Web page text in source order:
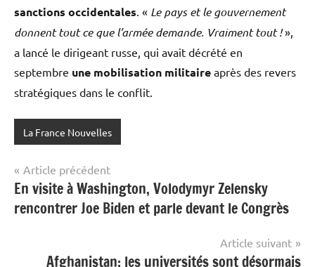
sanctions occidentales. « Le pays et le gouvernement
donnent tout ce que l’armée demande. Vraiment tout !»,
a lancé le dirigeant russe, qui avait décrété en
septembre une mobilisation militaire après des revers
stratégiques dans le conflit.
La France Nouvelles
Navigation
de
l’article
Article précédent
En visite à Washington, Volodymyr Zelensky
rencontrer Joe Biden et parle devant le Congrès
Article suivant
Afghanistan: les universités sont désormais